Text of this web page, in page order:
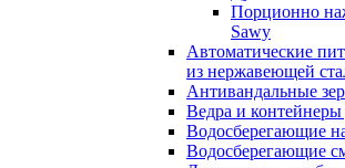
Порционно
Sawy
Автоматические
из нержавеющей
Антивандальные
Ведра и
Водосберегающие
Водосберегающие